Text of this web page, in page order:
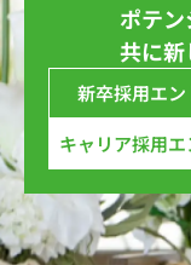
ポテ
共に
新卒採用エン
キャリア採用